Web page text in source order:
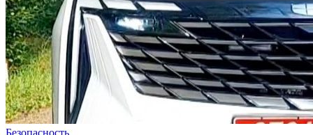
Безопасность